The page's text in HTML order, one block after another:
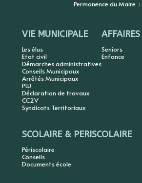
Permanence du Maire :
VIE MUNICIPALE
Les élus
Etat civil
Démarches administratives
Conseils Municipaux
Arrêtés Municipaux
PLU
Déclaration de travaux
CC2V
Syndicats Territoriaux
Seniors
Enfance
SCOLAIRE & PERISCOLAIRE
Périscolaire
Conseils
Documents école